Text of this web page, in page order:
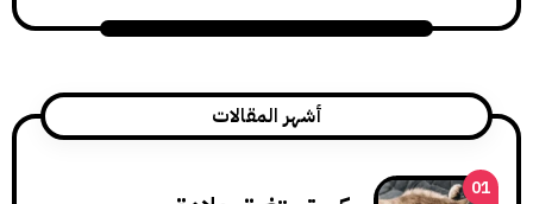
أشهر المقالات